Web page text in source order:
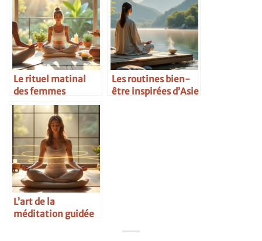
Le rituel matinal
des femmes
inspirantes
Les routines bien-
être inspirées d’Asie
L’art de la
méditation guidée